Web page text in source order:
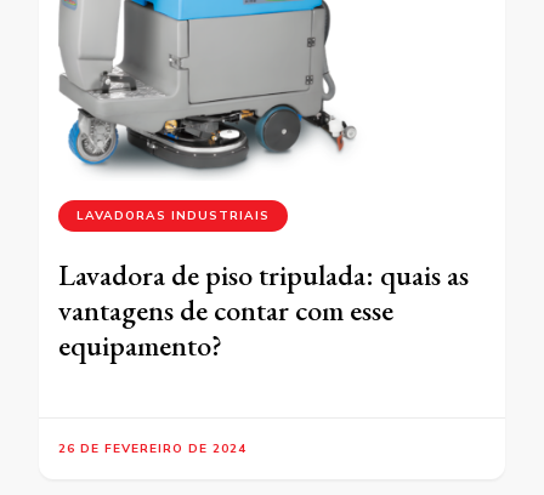
LAVADORAS INDUSTRIAIS
Lavadora de piso tripulada: quais as
vantagens de contar com esse
equipamento?
26 DE FEVEREIRO DE 2024